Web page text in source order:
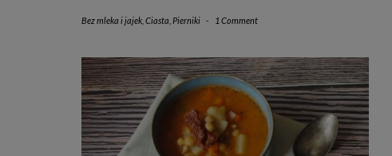
Bez mleka i jajek Ciasta Pierniki - 1 Comment